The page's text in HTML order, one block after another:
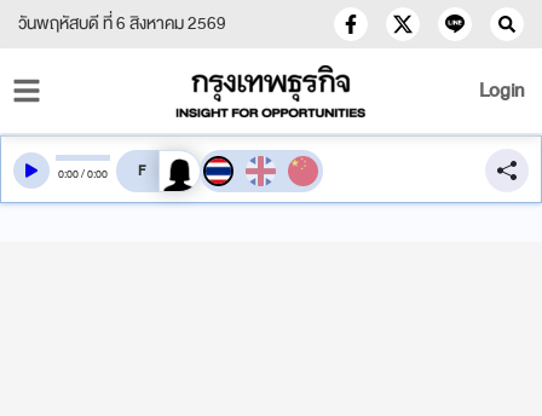
วันพฤหัสบดี ที่ 6 สิงหาคม 2569
Login
0:00/0:00 สลับเสียงอ่าน